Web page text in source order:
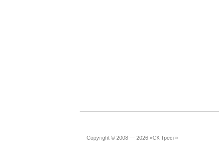
Copyright © 2008 — 2026 «СК Трест»